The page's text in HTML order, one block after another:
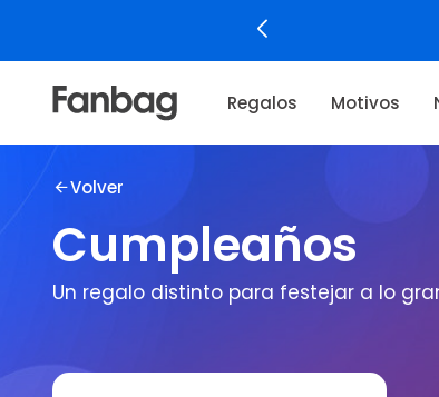
Regalos Motivos
Volver
Cumpleaños
Un regalo distinto para festejar a lo